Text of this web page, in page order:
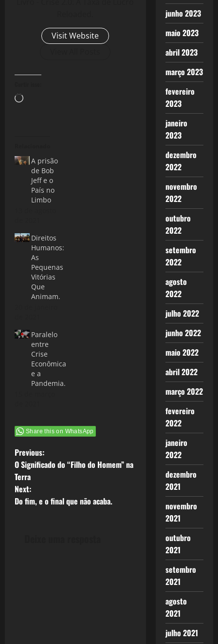
Visit Website
Carregando...
A prisão
de Bob
Jeff e o
País no
Limbo
Direitos
Humanos:
As
Pequenas
Vitórias
Que
Animam.
Paralelo
entre
Crise
Econômica
e a
Pandemia.
Share this on WhatsApp
P
o
s
Previous:
O Significado do “Filho do Homem” na
Terra
Next:
Do fim, e o final que não acaba.
junho 2023
maio 2023
abril 2023
março 2023
fevereiro
2023
janeiro
2023
dezembro
2022
novembro
2022
outubro
2022
setembro
2022
agosto
2022
julho 2022
junho 2022
maio 2022
abril 2022
março 2022
fevereiro
2022
janeiro
2022
dezembro
2021
novembro
2021
outubro
2021
setembro
2021
agosto
2021
julho 2021